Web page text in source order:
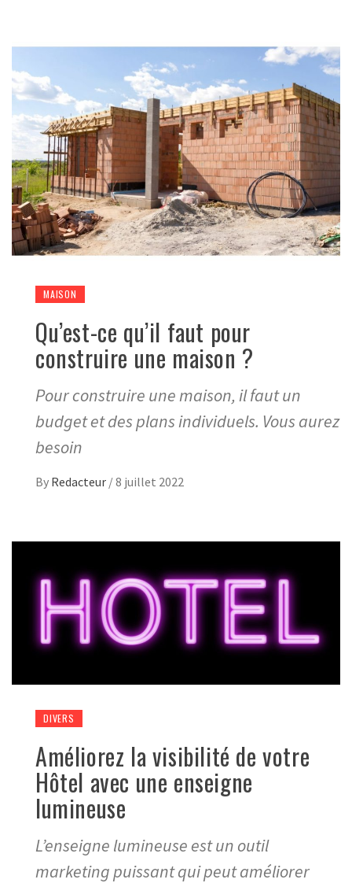
MAISON
Qu’est-ce qu’il faut pour
construire une maison ?
Pour construire une maison, il faut un
budget et des plans individuels. Vous aurez
besoin
By Redacteur /8 juillet 2022
DIVERS
Améliorez la visibilité de votre
Hôtel avec une enseigne
lumineuse
L’enseigne lumineuse est un outil
marketing puissant qui peut améliorer